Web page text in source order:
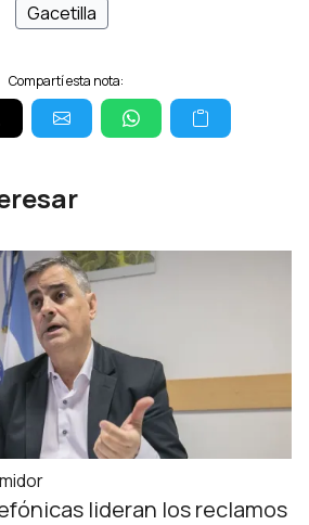
Gacetilla
Compartí esta nota:
lideran los reclamos